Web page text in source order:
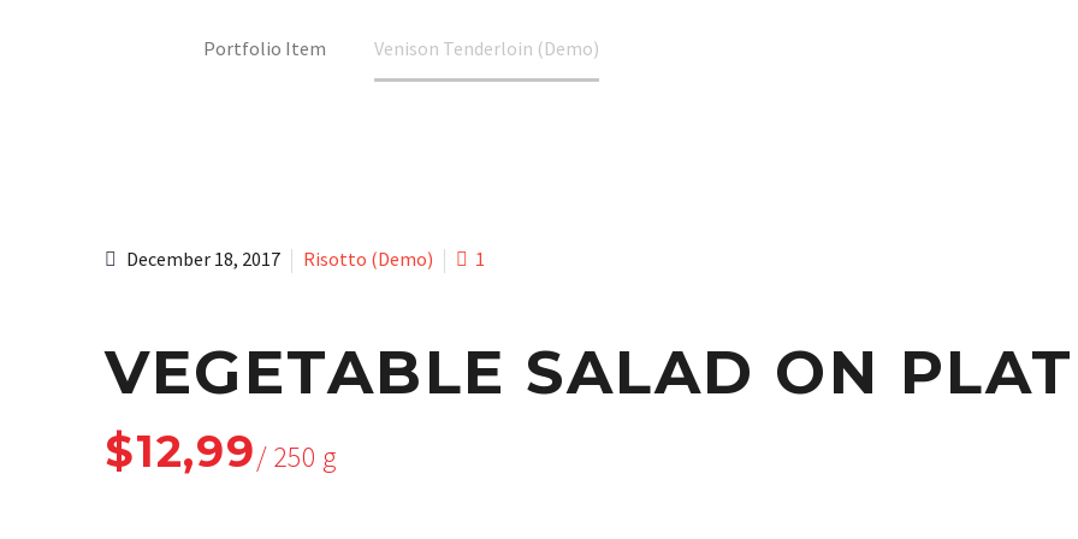
Portfolio Item Venison Tenderloin (Demo)
December 18, 2017 Risotto (Demo) 1
VEGETABLE SALAD ON
$12,99/ 250 g